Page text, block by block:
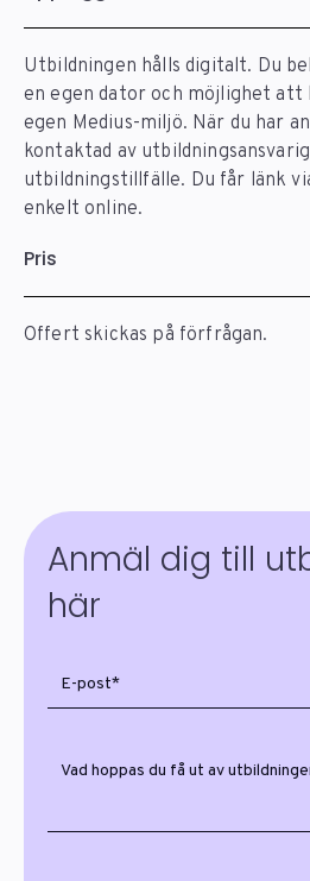
Utbildningen hålls digitalt. Du
en egen dator och möjlighet
egen Medius-miljö. När du har
kontaktad av
utbildningstillfälle. Du får länk
enkelt online.
Pris
Offert skickas på förfrågan.
Anmäl dig till
här